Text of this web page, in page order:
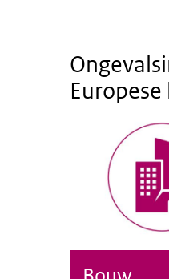
Bouw